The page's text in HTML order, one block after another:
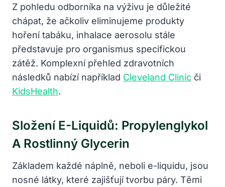
Z pohledu odborníka na výživu je důležité
chápat, že ačkoliv eliminujeme produkty
hoření tabáku, inhalace aerosolu stále
představuje pro organismus specifickou
zátěž. Komplexní přehled zdravotních
následků nabízí například Cleveland Clinic či
KidsHealth.
Složení E-Liquidů: Propylenglykol
A Rostlinný Glycerin
Základem každé náplně, neboli e-liquidu, jsou
nosné látky, které zajišťují tvorbu páry. Těmi